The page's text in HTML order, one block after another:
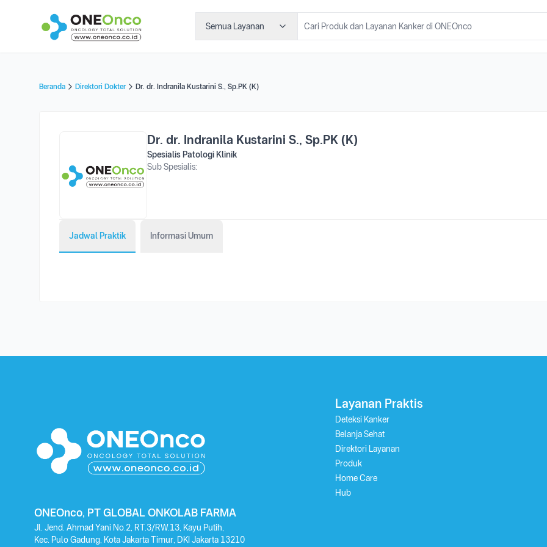
Semua Layanan
Beranda Direktori Dokter Dr. dr. Indranila Kustarini S., Sp.PK (K)
Dr. dr. Indranila Kustarini S., Sp.PK (K)
Spesialis Patologi Klinik
Sub Spesialis:
Jadwal Praktik Informasi Umum
ONEOnco, PT GLOBAL ONKOLAB FARMA
Jl. Jend. Ahmad Yani No.2, RT.3/RW.13, Kayu Putih,
Kec. Pulo Gadung, Kota Jakarta Timur, DKI Jakarta 13210
Layanan Praktis
Deteksi Kanker
Belanja Sehat
Direktori Layanan
Produk
Home Care
Hub